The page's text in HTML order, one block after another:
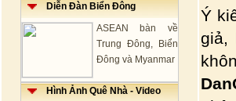
Diễn Đàn Biển Đông
ASEAN bàn về
Trung Đông, Biển
Đông và Myanmar
Hình Ảnh Quê Nhà - Video
Ý
giả,